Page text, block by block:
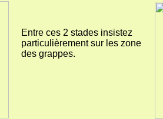
Entre ces 2 stades insistez
particulièrement sur les zone
des grappes.